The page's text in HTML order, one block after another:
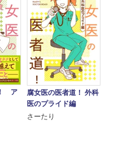
ア
腐女医の医者道！ 外科
医のプライド編
さーたり